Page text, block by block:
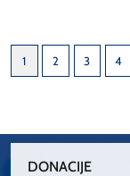
1 2 3 4
DONACIJE